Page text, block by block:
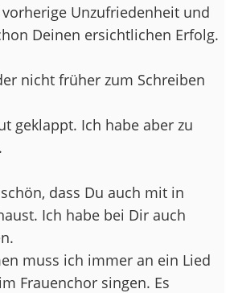
Unzufriedenheit und
Deinen ersichtlichen Erfolg.
nicht früher zum Schreiben
geklappt. Ich habe aber zu
dass Du auch mit in
Ich habe bei Dir auch
muss ich immer an ein Lied
Frauenchor singen. Es